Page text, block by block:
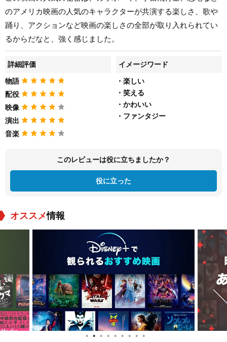
のアメリカ映画の人気のキャラクターが共演する楽しさ、歌や
踊り、アクションなど映画の楽しさの全部が取り入れられてい
るからだなと、強く感じました。
詳細評価
物語
配役
映像
演出
音楽
イメージワード
・楽しい
・笑える
・かわいい
・ファンタジー
このレビューは役に立ちましたか？
役に立った
オススメ情報
● ● ● ● ● ● ● ● ●